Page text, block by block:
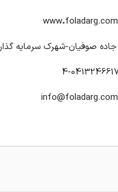
www.foladarg.com
جاده صوفیان-شهرک سرمایه
info@foladarg.com